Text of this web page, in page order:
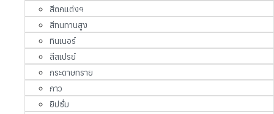
สีตกแต่งฯ
สีทนทานสูง
ทินเนอร์
สีสเปรย์
กระดาษทราย
กาว
ยิปซั่ม